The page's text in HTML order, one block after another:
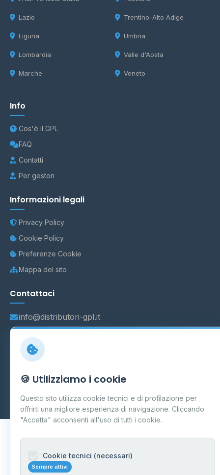
Lazio
Liguria
Lombardia
Marche
Trentino-Alto Adige
Umbria
Valle d'Aosta
Veneto
Info
Cos'è il GPL
FAQ
Contatti
Per gestori
Informazioni legali
Privacy Policy
Cookie Policy
Preferenze Cookie
Mappa del sito
Contattaci
info@distributori-gpl.it
Carpi P.IVA 03859300364
Dati forniti da Ministero delle Imprese e del Made in Italy
Aggiornamento quotidiano
🍪 Utilizziamo i cookie
Questo sito utilizza cookie tecnici e di profilazione per
offrirti una migliore esperienza di navigazione. Cliccando
"Accetta" acconsenti all'uso di tutti i cookie.
Cookie tecnici (necessari)
Sempre attivi